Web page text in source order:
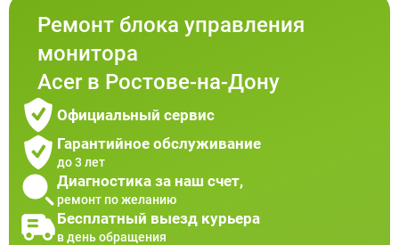
Ремонт блока управления
монитора
Acer в Ростове-на-Дону
Официальный сервис
Гарантийное обслуживание
до 3 лет
Диагностика за наш счет,
ремонт по желанию
Бесплатный выезд курьера
в день обращения